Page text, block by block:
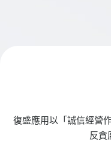
復盛應用以「誠信經營
反貪